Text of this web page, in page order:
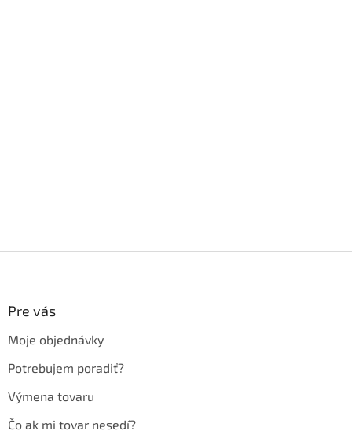
Pre vás
Moje objednávky
Potrebujem poradiť?
Výmena tovaru
Čo ak mi tovar nesedí?